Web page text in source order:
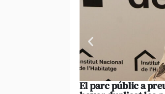
El parc públic a